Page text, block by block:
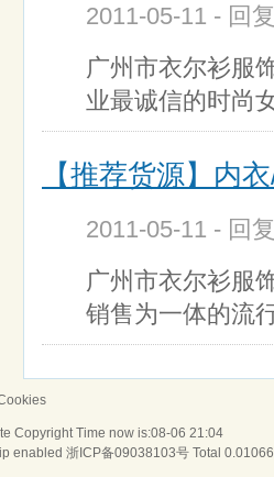
2011-05-11 - 回
广州市衣尔衫服
业最诚信的时尚
【推荐货源】内
2011-05-11 - 回
广州市衣尔衫服
销售为一体的流
Copyright Time now is:08-06 21:04
enabled 浙ICP备09038103号 Total